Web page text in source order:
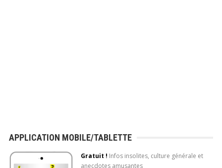
APPLICATION MOBILE/TABLETTE
Gratuit ! Infos insolites, culture générale et
anecdotes amusantes